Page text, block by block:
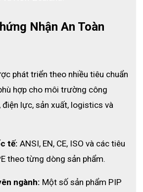
Nhận An Toàn
phát triển theo nhiều tiêu chuẩn
hợp cho môi trường công
điện lực, sản xuất, logistics và
tế: ANSI, EN, CE, ISO và các tiêu
theo từng dòng sản phẩm.
ngành: Một số sản phẩm PIP